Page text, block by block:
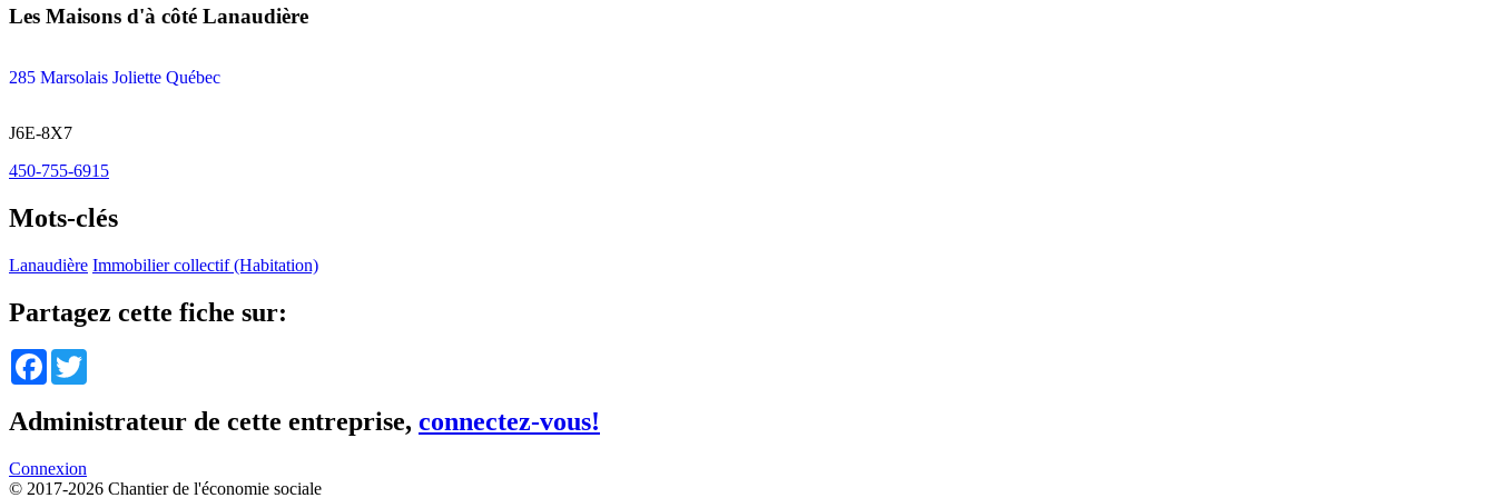
Les Maisons d'à côté Lanaudière
285 Marsolais Joliette Québec
J6E-8X7
450-755-6915
Mots-clés
Lanaudière Immobilier collectif (Habitation)
Partagez cette fiche sur:
Facebook
Administrateur de cette entreprise, connectez-vous!
Connexion
© 2017-2026 Chantier de l'économie sociale